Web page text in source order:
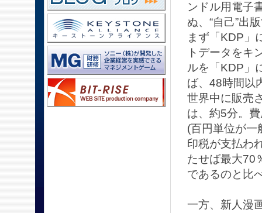
ンドル用電子
ぬ、“自己”出
まず「KDP」
トデータをキ
ルを「KDP」
ば、48時間以
世界中に販売
は、約5分。
(百円単位が一
印税が支払わ
たせば最大70
であるのと比
一方、新人漫